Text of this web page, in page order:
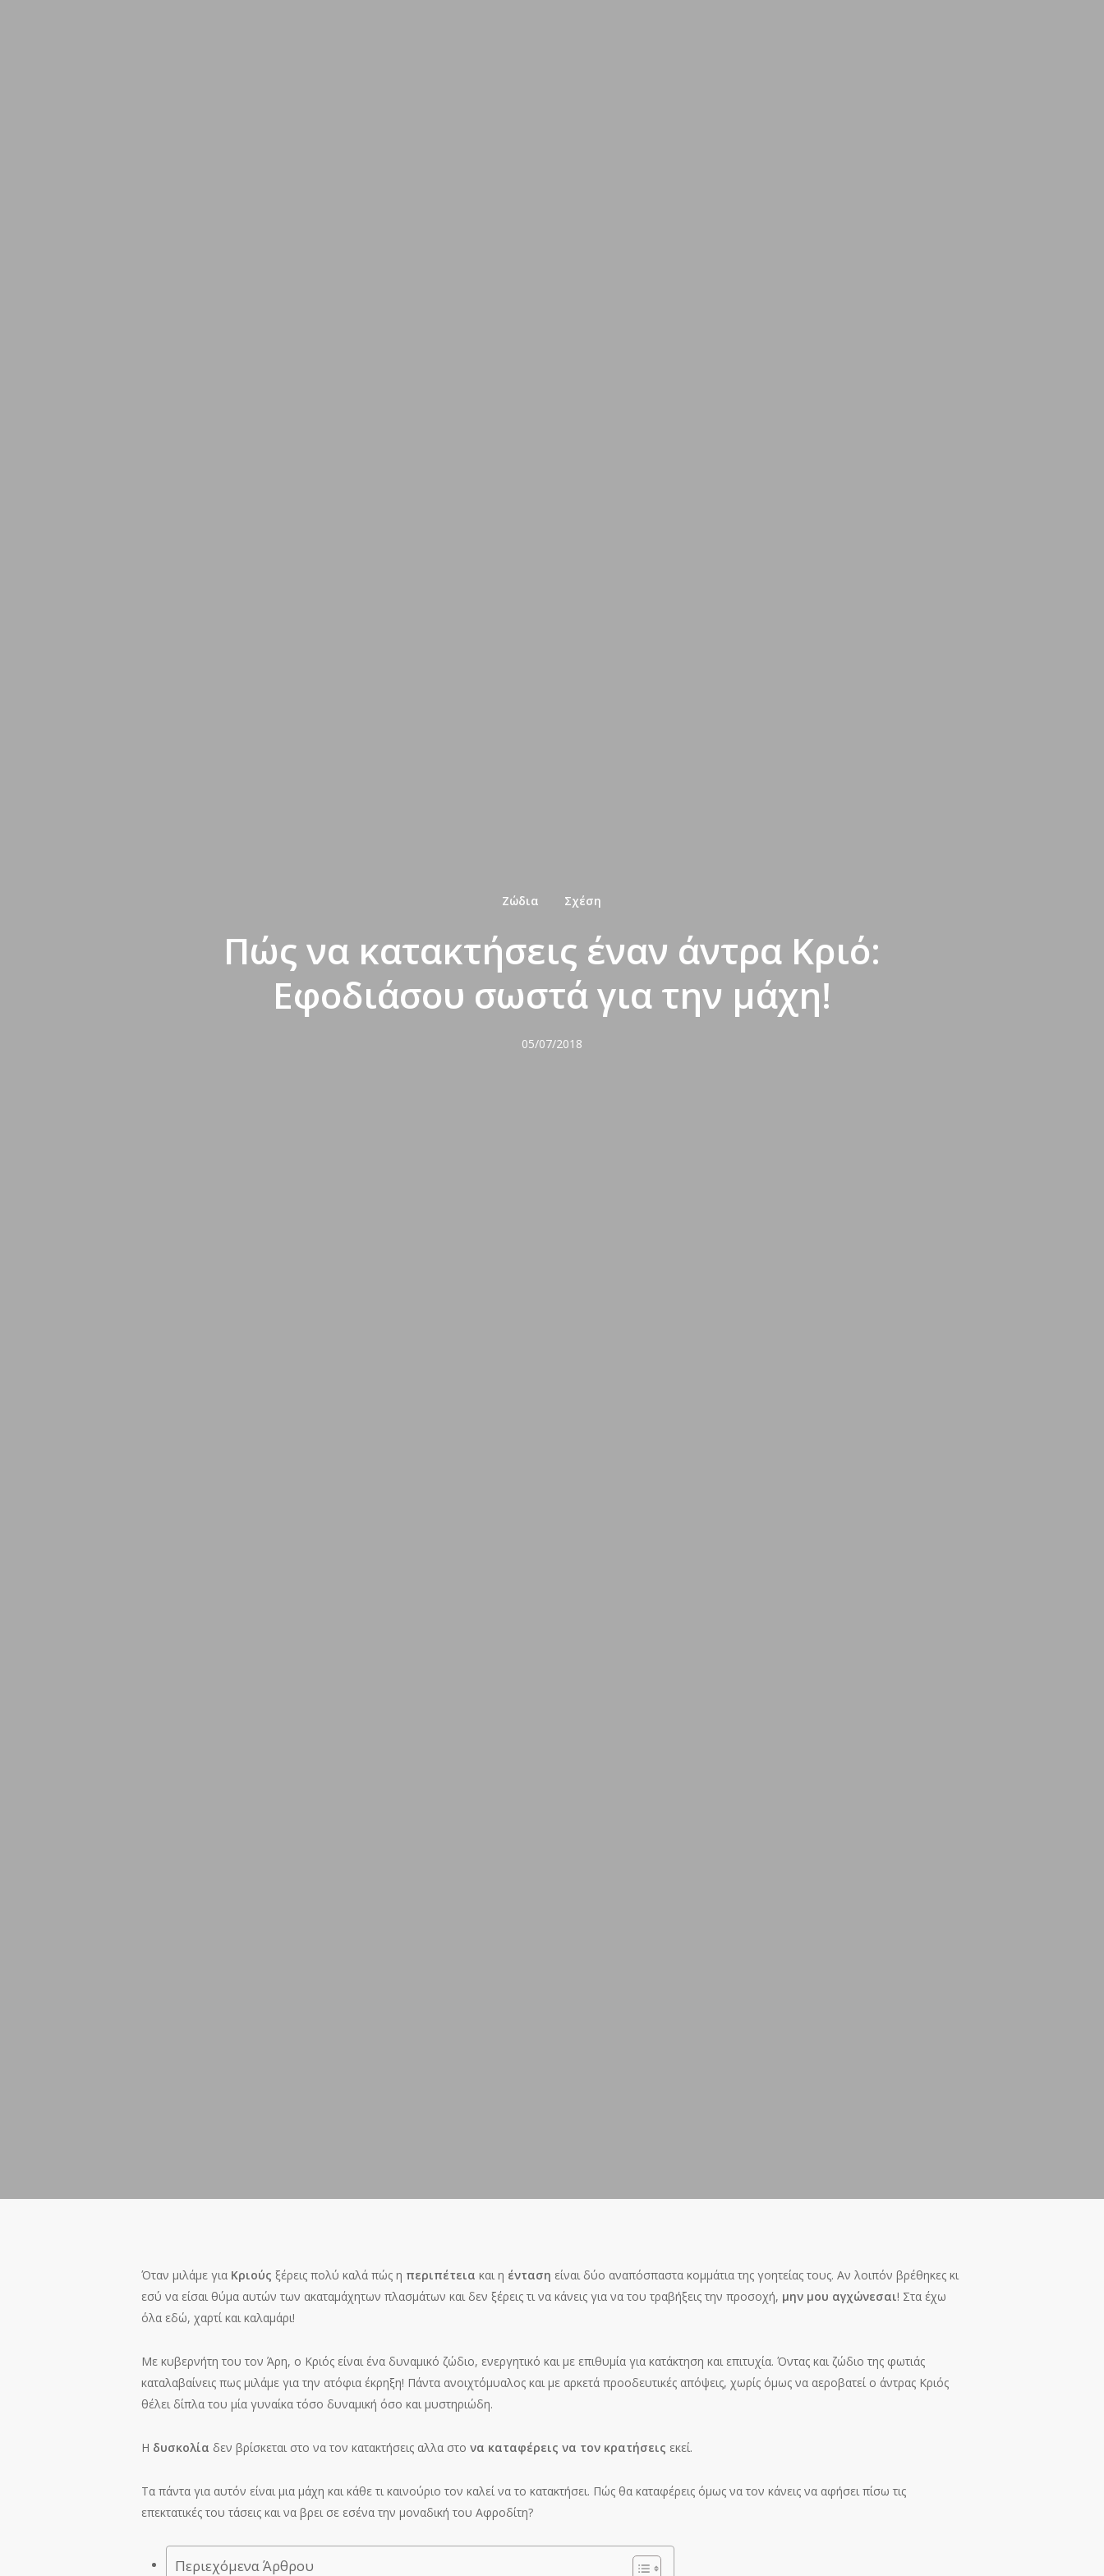
Ζώδια Σχέση
Πώς να κατακτήσεις έναν άντρα Κριό:
Εφοδιάσου σωστά για την μάχη!
05/07/2018
Όταν μιλάμε για Κριούς ξέρεις πολύ καλά πώς η περιπέτεια και η ένταση είναι δύο αναπόσπαστα κομμάτια της γοητείας τους. Αν λοιπόν βρέθηκες κι
εσύ να είσαι θύμα αυτών των ακαταμάχητων πλασμάτων και δεν ξέρεις τι να κάνεις για να του τραβήξεις την προσοχή, μην μου αγχώνεσαι! Στα έχω
όλα εδώ, χαρτί και καλαμάρι!
Με κυβερνήτη του τον Άρη, ο Κριός είναι ένα δυναμικό ζώδιο, ενεργητικό και με επιθυμία για κατάκτηση και επιτυχία. Όντας και ζώδιο της φωτιάς
καταλαβαίνεις πως μιλάμε για την ατόφια έκρηξη! Πάντα ανοιχτόμυαλος και με αρκετά προοδευτικές απόψεις, χωρίς όμως να αεροβατεί ο άντρας Κριός
θέλει δίπλα του μία γυναίκα τόσο δυναμική όσο και μυστηριώδη.
Η δυσκολία δεν βρίσκεται στο να τον κατακτήσεις αλλα στο να καταφέρεις να τον κρατήσεις εκεί.
Τα πάντα για αυτόν είναι μια μάχη και κάθε τι καινούριο τον καλεί να το κατακτήσει. Πώς θα καταφέρεις όμως να τον κάνεις να αφήσει πίσω τις
επεκτατικές του τάσεις και να βρει σε εσένα την μοναδική του Αφροδίτη?
Περιεχόμενα Άρθρου